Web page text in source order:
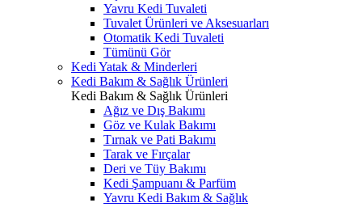
Yavru Kedi Tuvaleti
Tuvalet Ürünleri ve Aksesuarları
Otomatik Kedi Tuvaleti
Tümünü Gör
Kedi Yatak & Minderleri
Kedi Bakım & Sağlık Ürünleri
Kedi Bakım & Sağlık Ürünleri
Ağız ve Dış Bakımı
Göz ve Kulak Bakımı
Tırnak ve Pati Bakımı
Tarak ve Fırçalar
Deri ve Tüy Bakımı
Kedi Şampuanı & Parfüm
Yavru Kedi Bakım & Sağlık